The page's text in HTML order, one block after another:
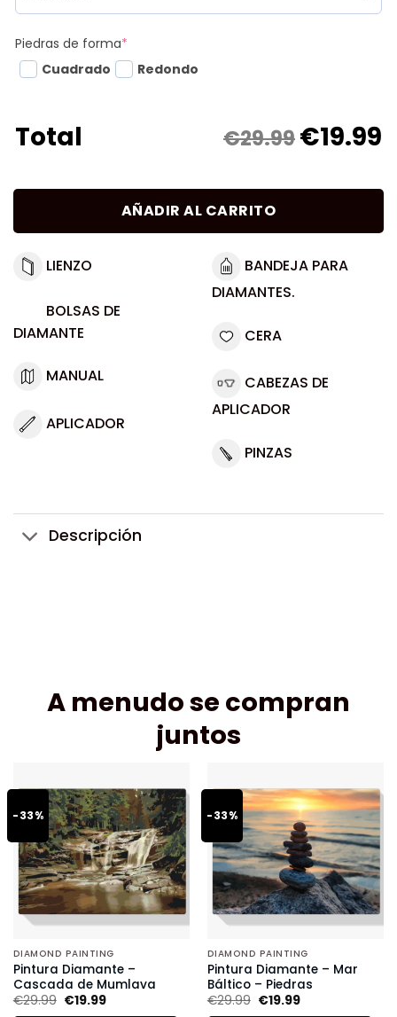
Piedras de forma*
Cuadrado
Redondo
Total €29.99€19.99
AÑADIR AL CARRITO
LIENZO
BOLSAS DE
DIAMANTE
MANUAL
APLICADOR
BANDEJA PARA
DIAMANTES.
CERA
CABEZAS DE
APLICADOR
PINZAS
Descripción
A menudo se compran
juntos
-33%
DIAMOND PAINTING
Pintura Diamante –
Cascada de Mumlava
€29.99 €19.99
-33%
DIAMOND PAINTING
Pintura Diamante – Mar
Báltico – Piedras
€29.99 €19.99